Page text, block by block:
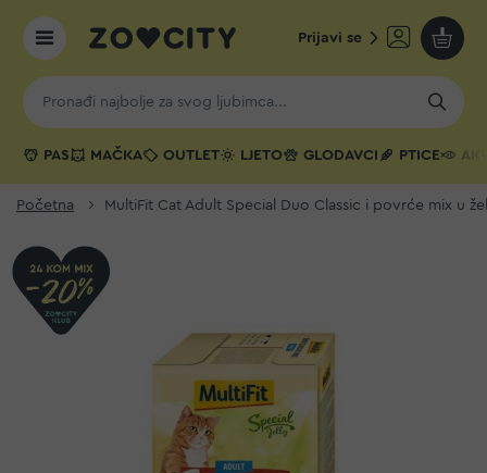
Prijavi se
Moja
PAS MAČKA OUTLET LJETO GLODAVCI PTICE
Početna MultiFit Cat Adult Special Duo Classic i povrće mix u